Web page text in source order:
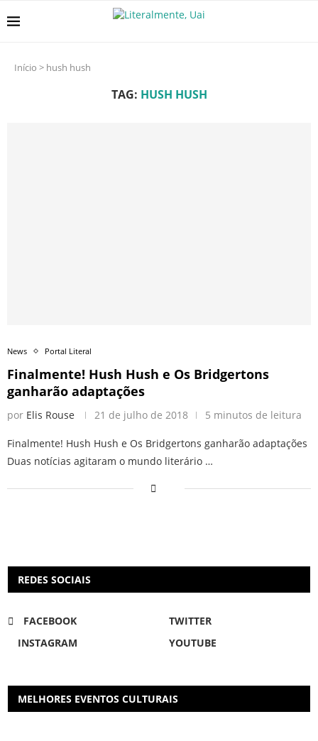
Início > hush hush
TAG: HUSH HUSH
News Portal Literal
Finalmente! Hush Hush e Os Bridgertons
ganharão adaptações
por Elis Rouse 21 de julho de 2018 5 minutos de leitura
Finalmente! Hush Hush e Os Bridgertons ganharão adaptações
Duas notícias agitaram o mundo literário …
REDES SOCIAIS
FACEBOOK
TWITTER
INSTAGRAM
YOUTUBE
MELHORES EVENTOS CULTURAIS